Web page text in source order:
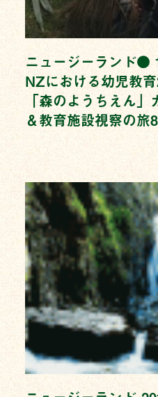
ニュージーランド●
NZにおける幼児教
「森のようちえん
＆教育施設視察の旅